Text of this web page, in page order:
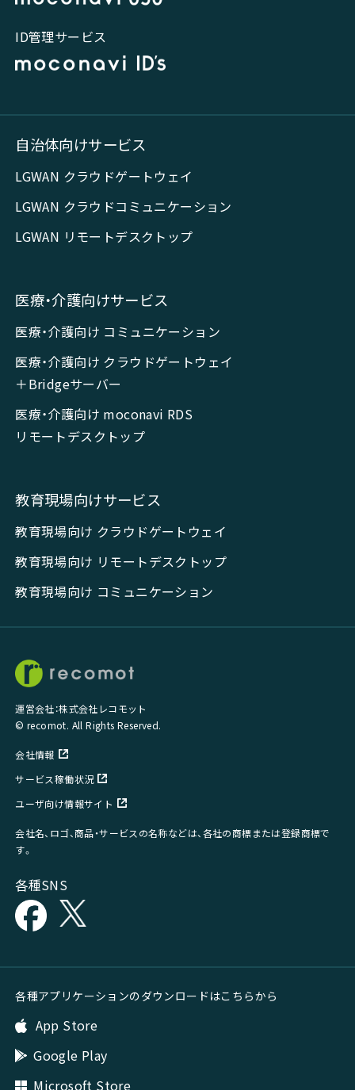
ID管理サービス
自治体向けサービス
LGWAN クラウドゲートウェイ
LGWAN クラウドコミュニケーション
LGWAN リモートデスクトップ
医療・介護向けサービス
医療・介護向け コミュニケーション
医療・介護向け クラウドゲートウェイ
＋Bridgeサーバー
医療・介護向け moconavi RDS
リモートデスクトップ
教育現場向けサービス
教育現場向け クラウドゲートウェイ
教育現場向け リモートデスクトップ
教育現場向け コミュニケーション
運営会社：株式会社レコモット
© recomot. All Rights Reserved.
会社情報
サービス稼働状況
ユーザ向け情報サイト
会社名、ロゴ、商品・サービスの名称などは、各社の商標または登録商標で
す。
各種SNS
各種アプリケーションのダウンロードはこちらから
App Store
Google Play
Microsoft Store